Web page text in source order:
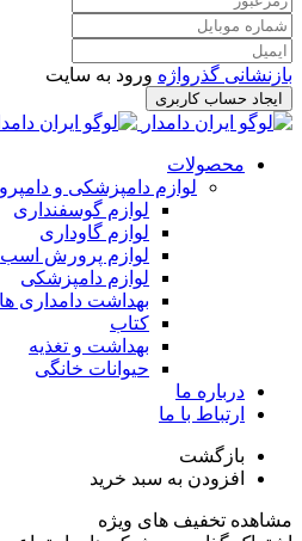
بازنشانی گذرواژه ورود به سایت
ایجاد حساب کاربری
محصولات
لوازم دامپزشکی و
لوازم گوسفنداری
لوازم گاوداری
لوازم پرورش اسب
لوازم دامپزشکی
بهداشت دامداری ها
کتاب
بهداشت و تغذیه
حیوانات خانگی
درباره ما
ارتباط با ما
بازگشت
افزودن به سبد خرید
مشاهده تخفیف های ویژه